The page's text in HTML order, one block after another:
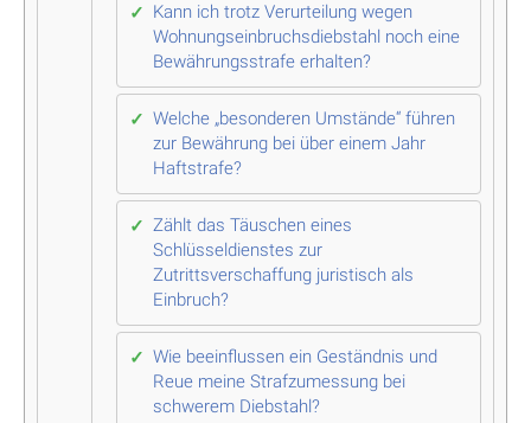
Kann ich trotz Verurteilung wegen
Wohnungseinbruchsdiebstahl noch eine
Bewährungsstrafe erhalten?
Welche „besonderen Umstände“ führen
zur Bewährung bei über einem Jahr
Haftstrafe?
Zählt das Täuschen eines
Schlüsseldienstes zur
Zutrittsverschaffung juristisch als
Einbruch?
Wie beeinflussen ein Geständnis und
Reue meine Strafzumessung bei
schwerem Diebstahl?